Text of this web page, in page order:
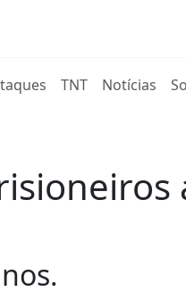
TNT Notícias